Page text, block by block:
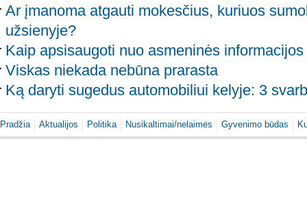
Ar įmanoma atgauti mokesčius, kuriuos
užsienyje?
Kaip apsisaugoti nuo asmeninės
Viskas niekada nebūna prarasta
Ką daryti sugedus automobiliui kelyje: 3
Pradžia Aktualijos Politika Nusikaltimai/nelaimės Gyvenimo būdas